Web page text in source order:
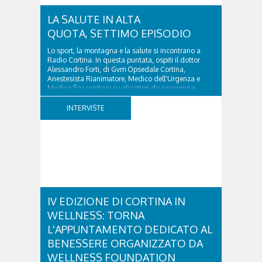
LA SALUTE IN ALTA
QUOTA, SETTIMO EPISODIO
Lo sport, la montagna e la salute si incontrano a
Radio Cortina. In questa puntata, ospiti il dottor
Alessandro Forti, di Gvm Opsedale Cortina,
Anestesista Rianimatore, Medico dell'Urgenza e
Medico Soccorritore su elicotteri da soccorso e
l'ingegner Michele Titton, delegato della sezione...
INTERVISTE
IV EDIZIONE DI CORTINA IN
WELLNESS: TORNA
L'APPUNTAMENTO DEDICATO AL
BENESSERE ORGANIZZATO DA
WELLNESS FOUNDATION